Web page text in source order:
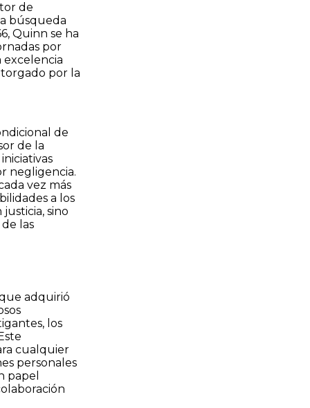
de
búsqueda
Quinn se ha
por
excelencia
por la
de
de la
negligencia.
vez más
a los
sino
las
adquirió
los
cualquier
personales
papel